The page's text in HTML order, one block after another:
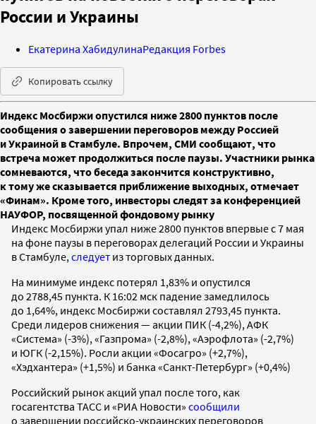
России и Украины
Екатерина ХабидулинаРедакция Forbes
Копировать ссылку
Индекс Мосбиржи опустился ниже 2800 пунктов после
сообщения о завершении переговоров между Россией
и Украиной в Стамбуле. Впрочем, СМИ сообщают, что
встреча может продолжиться после паузы. Участники рынка
сомневаются, что беседа закончится конструктивно,
к тому же сказывается приближение выходных, отмечает
«Финам». Кроме того, инвесторы следят за конференцией
НАУФОР, посвященной фондовому рынку
Индекс Мосбиржи упал ниже 2800 пунктов впервые с 7 мая
на фоне паузы в переговорах делегаций России и Украины
в Стамбуле, следует из торговых данных.
На минимуме индекс потерял 1,83% и опустился
до 2788,45 пункта. К 16:02 мск падение замедлилось
до 1,64%, индекс Мосбиржи составлял 2793,45 пункта.
Среди лидеров снижения — акции ПИК (-4,2%), АФК
«Система» (-3%), «Газпрома» (-2,8%), «Аэрофлота» (-2,7%)
и ЮГК (-2,15%). Росли акции «Фосагро» (+2,7%),
«Хэдхантера» (+1,5%) и банка «Санкт-Петербург» (+0,4%)
Российский рынок акций упал после того, как
госагентства ТАСС и «РИА Новости» сообщили
о завершении российско-украинских переговоров